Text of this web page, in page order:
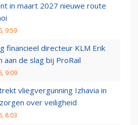
in maart 2027 nieuwe route
9:59
financieel directeur KLM Erik
aan de slag bij ProRail
9:09
vliegvergunning Izhavia in
over veiligheid
8:03